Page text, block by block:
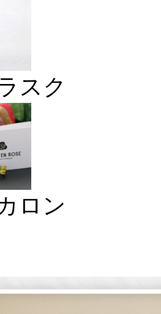
スク
ロン